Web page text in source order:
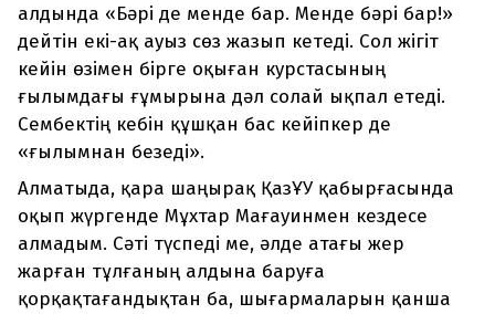
алдында «Бәрі де менде бар. Менде бәрі бар!»
дейтін екі-ақ ауыз сөз жазып кетеді. Сол жігіт
кейін өзімен бірге оқыған курстасының
ғылымдағы ғұмырына дәл солай ықпал етеді.
Сембектің кебін құшқан бас кейіпкер де
«ғылымнан безеді».
Алматыда, қара шаңырақ ҚазҰУ қабырғасында
оқып жүргенде Мұхтар Мағауинмен кездесе
алмадым. Сәті түспеді ме, әлде атағы жер
жарған тұлғаның алдына баруға
қорқақтағандықтан ба, шығармаларын қанша